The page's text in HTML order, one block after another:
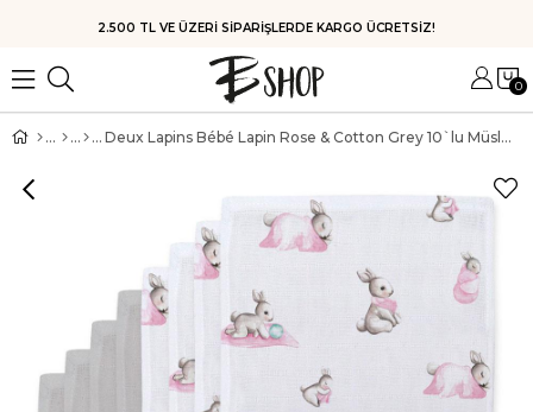
HIZLI KARGO
0
Deux Lapins Bébé Lapin Rose & Cotton Grey 10`lu Müslin Ağız Bezi Paketi